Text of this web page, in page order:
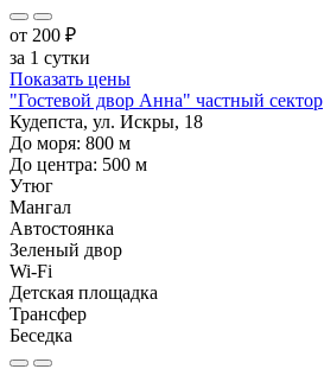
от 200 ₽
за 1 сутки
Показать цены
"Гостевой двор Анна" частный сектор
Кудепста, ул. Искры, 18
До моря: 800 м
До центра: 500 м
Утюг
Мангал
Автостоянка
Зеленый двор
Wi-Fi
Детская площадка
Трансфер
Беседка